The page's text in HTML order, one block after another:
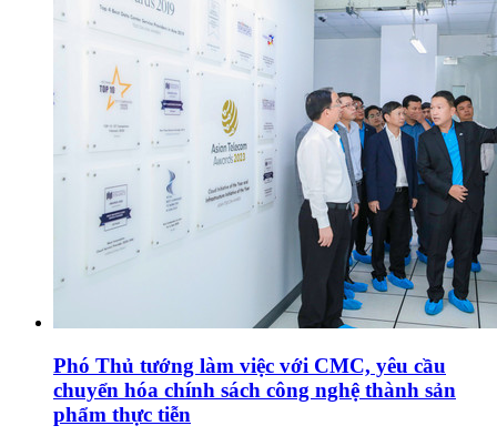
Phó Thủ tướng làm việc với CMC, yêu cầu
chuyển hóa chính sách công nghệ thành sản
phẩm thực tiễn